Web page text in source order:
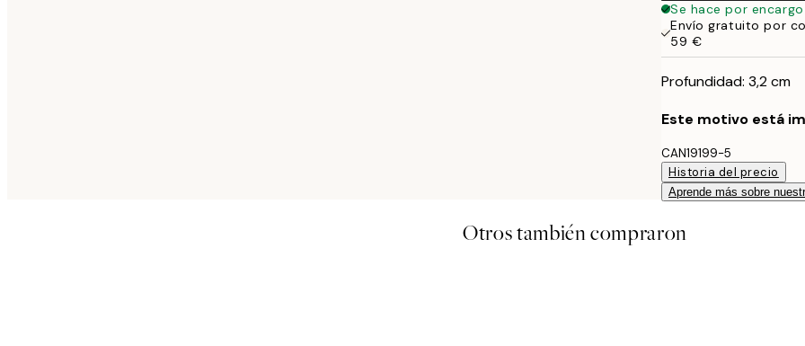
Se hace por encargo
Envío gratuito por
59 €
Profundidad: 3,2 cm
Este motivo está
CAN19199-5
Historia del precio
Aprende más sobre
Otros también compraron